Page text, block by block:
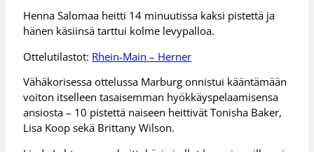
Henna Salomaa heitti 14 minuutissa kaksi pistettä ja
hänen käsiinsä tarttui kolme levypalloa.
Ottelutilastot: Rhein-Main – Herner
Vähäkorisessa ottelussa Marburg onnistui kääntämään
voiton itselleen tasaisemman hyökkäyspelaamisensa
ansiosta – 10 pistettä naiseen heittivät Tonisha Baker,
Lisa Koop sekä Brittany Wilson.